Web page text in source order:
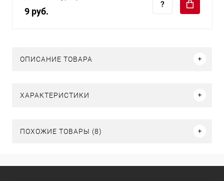
9 руб.
ОПИСАНИЕ ТОВАРА
ХАРАКТЕРИСТИКИ
ПОХОЖИЕ ТОВАРЫ (8)